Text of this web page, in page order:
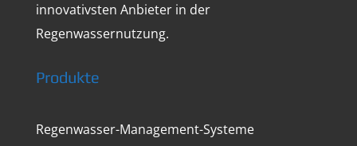
innovativsten Anbieter in der
Regenwassernutzung.
Produkte
Regenwasser-Management-Systeme